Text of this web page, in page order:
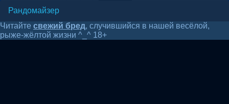
Рандомайзер
Читайте свежий бред, случившийся в нашей весёлой,
рыже-жёлтой жизни ^_^ 18+